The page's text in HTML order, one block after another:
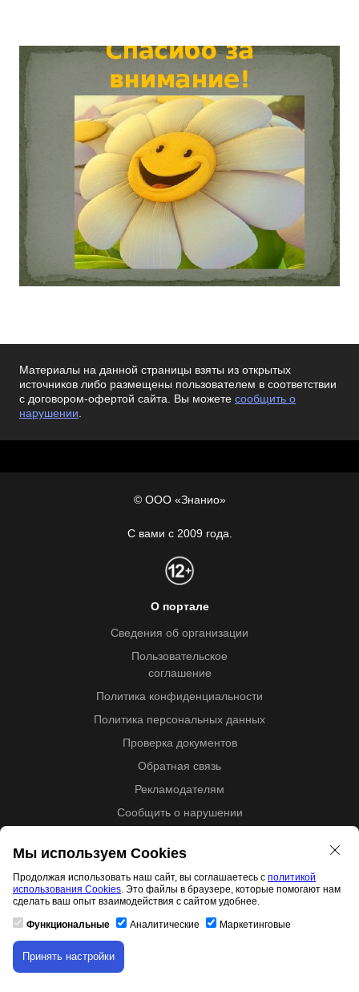
Материалы на данной страницы взяты из открытых
источников либо размещены пользователем в соответствии
с договором-офертой сайта. Вы можете сообщить о
нарушении.
Скачивание материала доступно только для
авторизованных пользователей.
© ООО «Знанио»
С вами с 2009 года.
О портале
Сведения об организации
Пользовательское
соглашение
Политика конфиденциальности
Политика персональных данных
Проверка документов
Обратная связь
Рекламодателям
Сообщить о нарушении
Вконтакте
Одноклассники
Мы используем Cookies
Продолжая использовать наш сайт, вы соглашаетесь с политикой
использования Cookies. Это файлы в браузере, которые помогают нам
сделать ваш опыт взаимодействия с сайтом удобнее.
Функциональные Аналитические Маркетинговые
Принять настройки